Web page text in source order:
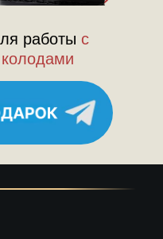
работы с